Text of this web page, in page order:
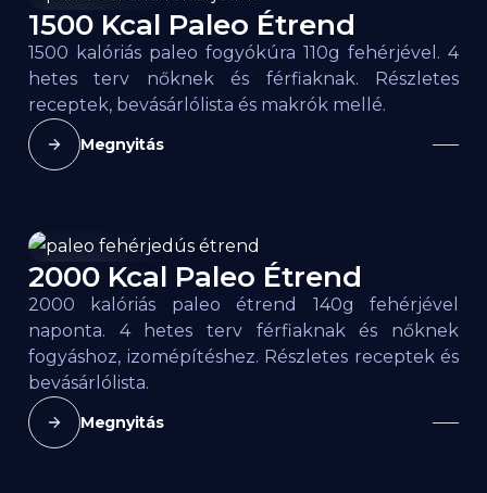
1500 kcal
1500 Kcal Paleo Étrend
1500 kalóriás paleo fogyókúra 110g fehérjével. 4
hetes terv nőknek és férfiaknak. Részletes
receptek, bevásárlólista és makrók mellé.
Megnyitás
2000 kcal
2000 Kcal Paleo Étrend
2000 kalóriás paleo étrend 140g fehérjével
naponta. 4 hetes terv férfiaknak és nőknek
fogyáshoz, izomépítéshez. Részletes receptek és
bevásárlólista.
Megnyitás